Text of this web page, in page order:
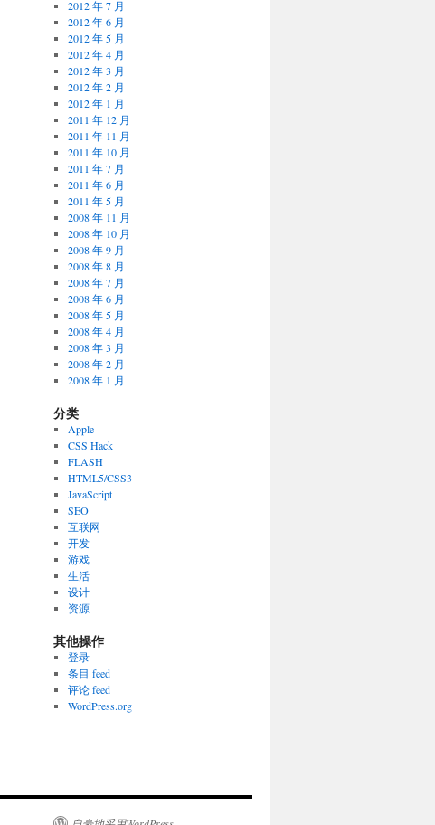
2012 年 7 月
2012 年 6 月
2012 年 5 月
2012 年 4 月
2012 年 3 月
2012 年 2 月
2012 年 1 月
2011 年 12 月
2011 年 11 月
2011 年 10 月
2011 年 7 月
2011 年 6 月
2011 年 5 月
2008 年 11 月
2008 年 10 月
2008 年 9 月
2008 年 8 月
2008 年 7 月
2008 年 6 月
2008 年 5 月
2008 年 4 月
2008 年 3 月
2008 年 2 月
2008 年 1 月
分类
Apple
CSS Hack
FLASH
HTML5/CSS3
JavaScript
SEO
互联网
开发
游戏
生活
设计
资源
其他操作
登录
条目 feed
评论 feed
WordPress.org